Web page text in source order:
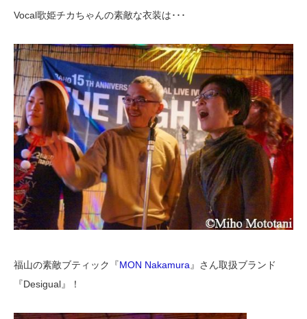
Vocal歌姫チカちゃんの素敵な衣装は･･･
福山の素敵ブティック『MON Nakamura 』さん取扱ブランド
『Desigual』！